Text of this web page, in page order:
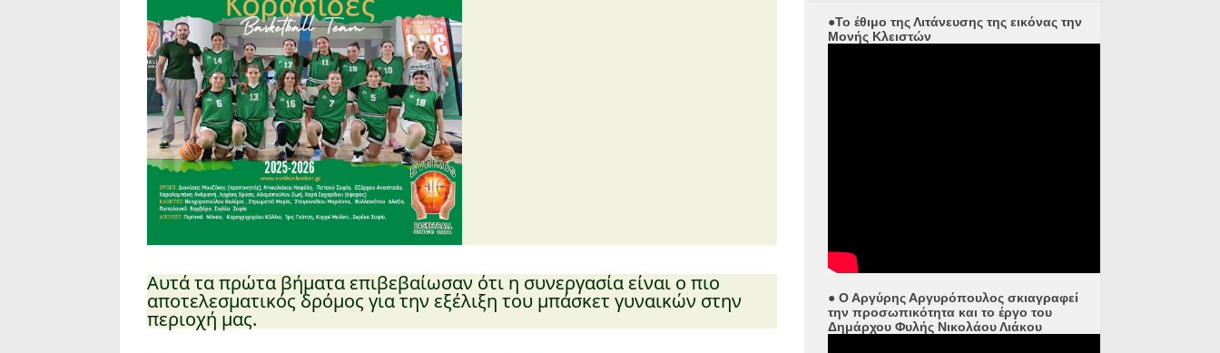
Αυτά τα πρώτα βήματα επιβεβαίωσαν ότι η συνεργασία είναι ο πιο
αποτελεσματικός δρόμος για την εξέλιξη του μπάσκετ γυναικών στην
περιοχή μας.
●Το έθιμο της Λιτάνευσης της εικόνας την
Μονής Κλειστών
● Ο Αργύρης Αργυρόπουλος σκιαγραφεί
την προσωπικότητα και το έργο του
Δημάρχου Φυλής Νικολάου Λιάκου